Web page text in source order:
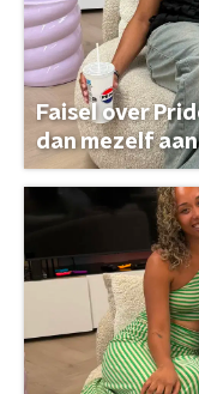
Faisel over
dan mezelf